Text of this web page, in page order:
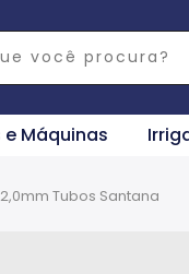
Máquinas
Tubos Santana